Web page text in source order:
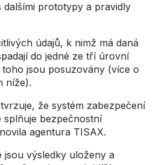
dalšími prototypy a pravidly
údajů, k nimž má daná
do jedné ze tří úrovní
jsou posuzovány (více o
níže).
že systém zabezpečení
bezpečnostní
agentura TISAX.
jsou výsledky uloženy a